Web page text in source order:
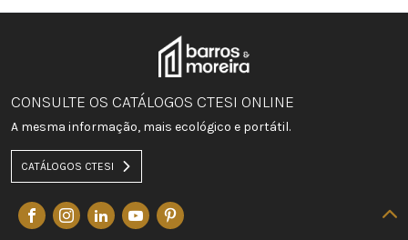
CONSULTE OS CATÁLOGOS CTESI ONLINE
A mesma informação, mais ecológico e portátil.
CATÁLOGOS CTESI